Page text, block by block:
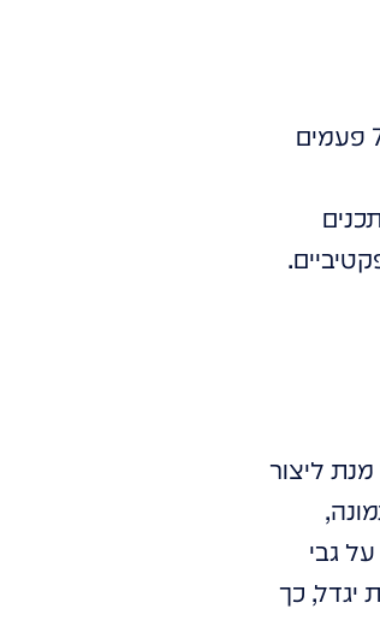
בעולם השיווק נהוג לדבר על חשיבות החזרתיות: לפי כלל ה- 7, על הלקוח להיחשף לאותו המסר 7 פעמים
ליצור
גבי
יגדל, כך